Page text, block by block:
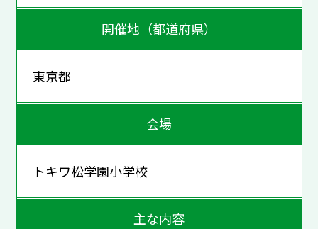
開催地（都道府県）
東京都
会場
トキワ松学園小学校
主な内容